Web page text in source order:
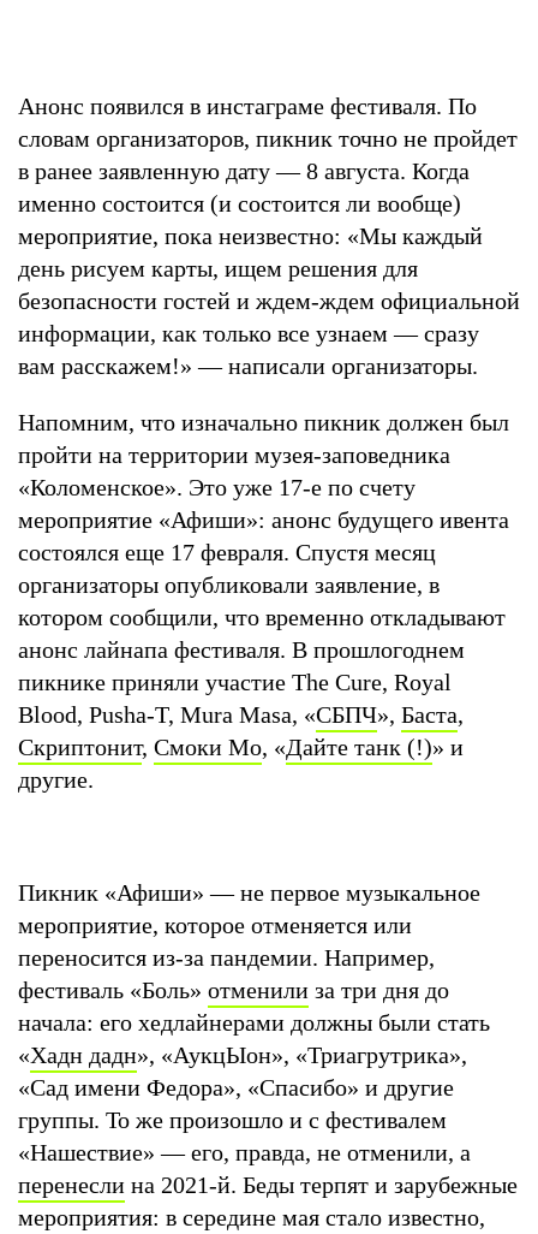
Анонс появился в инстаграме фестиваля. По
словам организаторов, пикник точно не пройдет
в ранее заявленную дату — 8 августа. Когда
именно состоится (и состоится ли вообще)
мероприятие, пока неизвестно: «Мы каждый
день рисуем карты, ищем решения для
безопасности гостей и ждем-ждем официальной
информации, как только все узнаем — сразу
вам расскажем!» — написали организаторы.
Напомним, что изначально пикник должен был
пройти на территории музея-заповедника
«Коломенское». Это уже 17-е по счету
мероприятие «Афиши»: анонс будущего ивента
состоялся еще 17 февраля. Спустя месяц
организаторы опубликовали заявление, в
котором сообщили, что временно откладывают
анонс лайнапа фестиваля. В прошлогоднем
пикнике приняли участие The Cure, Royal
Blood, Pusha-T, Mura Masa, «СБПЧ», Баста,
Скриптонит, Смоки Мо, «Дайте танк (!)» и
другие.
Пикник «Афиши» — не первое музыкальное
мероприятие, которое отменяется или
переносится из-за пандемии. Например,
фестиваль «Боль» отменили за три дня до
начала: его хедлайнерами должны были стать
«Хадн дадн», «АукцЫон», «Триагрутрика»,
«Сад имени Федора», «Спасибо» и другие
группы. То же произошло и с фестивалем
«Нашествие» — его, правда, не отменили, а
перенесли на 2021-й. Беды терпят и зарубежные
мероприятия: в середине мая стало известно,